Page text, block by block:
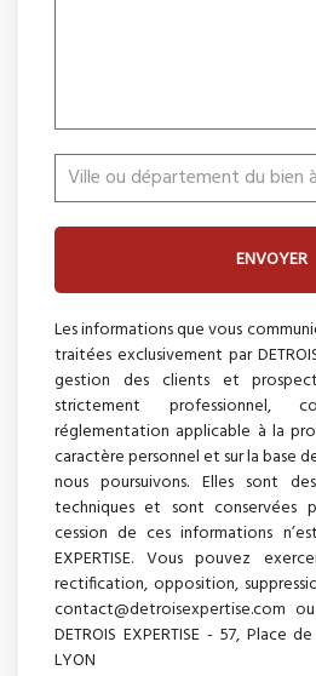
ENVOYER
Les informations que vous
traitées exclusivement par
gestion des clients et
strictement professionnel,
réglementation applicable à la
caractère personnel et sur la base
nous poursuivons. Elles sont
techniques et sont conservées
cession de ces informations
EXPERTISE. Vous pouvez
rectification, opposition,
contact@detroisexpertise.com
DETROIS EXPERTISE - 57, Place
LYON